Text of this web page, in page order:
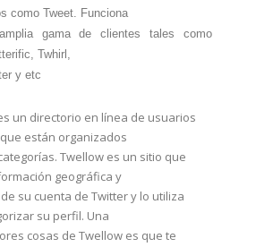
como Tweet. Funciona
gama de clientes tales como
Twhirl,
y etc
un directorio en línea de usuarios
están organizados
Twellow es un sitio que
geográfica y
su cuenta de Twitter y lo utiliza
su perfil. Una
cosas de Twellow es que te